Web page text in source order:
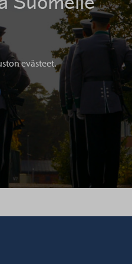
evästeet.